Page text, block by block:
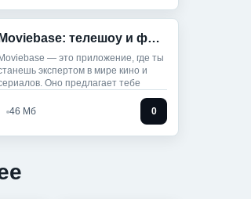
Moviebase: телешоу и фильмы (Мод, Unlocked)
Moviebase — это приложение, где ты
экспертом в мире кино и
Оно предлагает тебе
46 Мб 0